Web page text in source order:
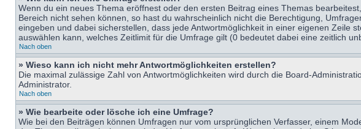
Wenn du ein neues Thema eröffnest oder den ersten Beitrag eines Themas
Bereich nicht sehen können, so hast du wahrscheinlich nicht die Berechtigung,
eingeben und dabei sicherstellen, dass jede Antwortmöglichkeit in einer eigenen Zeile
auswählen kann, welches Zeitlimit für die Umfrage gilt (0 bedeutet dabei eine zeitlich
Nach oben
» Wieso kann ich nicht mehr Antwortmöglichkeiten erstellen?
Die maximal zulässige Zahl von Antwortmöglichkeiten wird durch die Board-
Administrator.
Nach oben
» Wie bearbeite oder lösche ich eine Umfrage?
Wie bei den Beiträgen können Umfragen nur vom ursprünglichen Verfasser, einem